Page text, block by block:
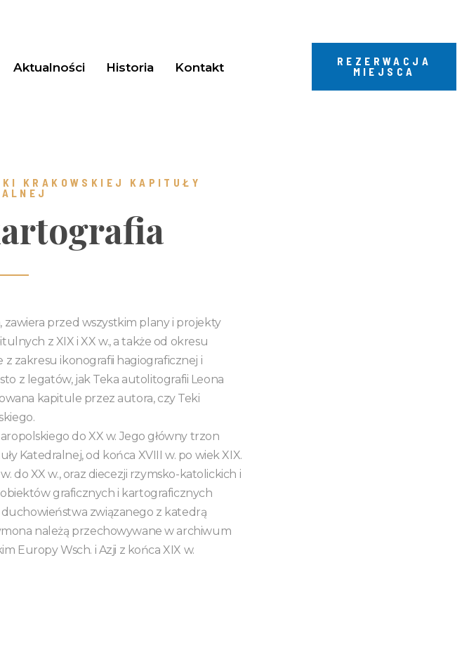
Aktualności Historia Kontakt
REZERWACJA
MIEJSCA
KRAKOWSKIEJ KAPITUŁY
przed wszystkim plany i projekty
z XIX i XX w., a także od okresu
zakresu ikonografii hagiograficznej i
z legatów, jak Teka autolitografii Leona
kapitule przez autora, czy Teki
do XX w. Jego główny trzon
Katedralnej, od końca XVIII w. po wiek XIX.
do XX w., oraz diecezji rzymsko-katolickich i
graficznych i kartograficznych
związanego z katedrą
należą przechowywane w archiwum
Europy Wsch. i Azji z końca XIX w.